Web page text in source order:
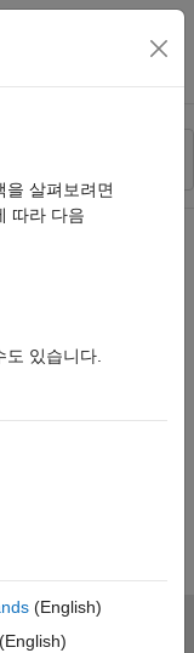
을 살펴보려면
따라 다음
도 있습니다.
(English)
불법 복제 방지